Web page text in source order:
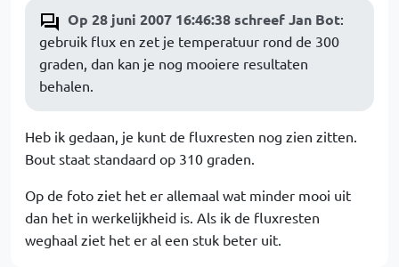
Op 28 juni 2007 16:46:38 schreef Jan Bot:
gebruik flux en zet je temperatuur rond de 300
graden, dan kan je nog mooiere resultaten
behalen.
Heb ik gedaan, je kunt de fluxresten nog zien zitten.
Bout staat standaard op 310 graden.
Op de foto ziet het er allemaal wat minder mooi uit
dan het in werkelijkheid is. Als ik de fluxresten
weghaal ziet het er al een stuk beter uit.